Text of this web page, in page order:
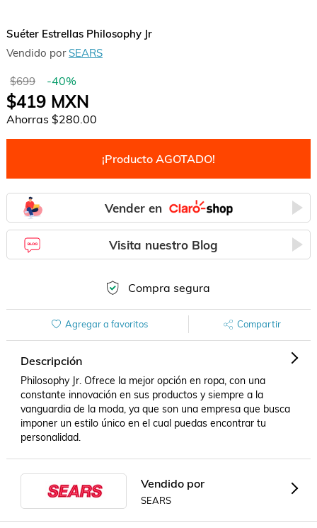
Suéter Estrellas Philosophy Jr
Vendido por SEARS
$699 -40%
$419MXN
Ahorras $280.00
¡Producto AGOTADO!
Vender en
Visita nuestro Blog
Compra segura
Agregar a favoritos Compartir
Descripción
Philosophy Jr. Ofrece la mejor opción en ropa, con una
constante innovación en sus productos y siempre a la
vanguardia de la moda, ya que son una empresa que busca
imponer un estilo único en el cual puedas encontrar tu
personalidad.
Vendido por
SEARS